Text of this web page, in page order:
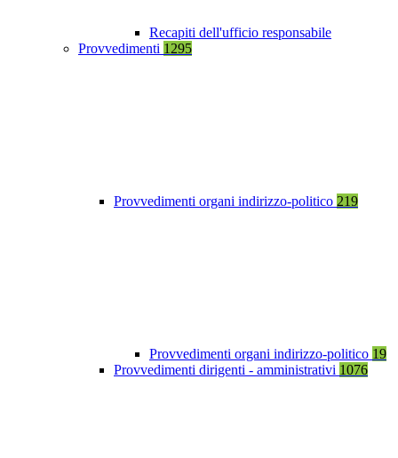
Recapiti dell'ufficio responsabile
Provvedimenti 1295
Provvedimenti organi indirizzo-politico 219
Provvedimenti organi indirizzo-politico 19
Provvedimenti dirigenti - amministrativi 1076